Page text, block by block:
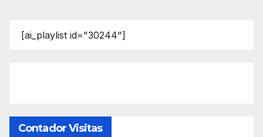
[ai_playlist id="30244"]
Contador Visitas